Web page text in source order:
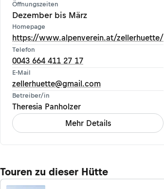
Öffnungszeiten
Dezember bis März
Homepage
https://www.alpenverein.at/zellerhuette/
Telefon
0043 664 411 27 17
E-Mail
zellerhuette@gmail.com
Betreiber/in
Theresia Panholzer
Mehr Details
Touren zu dieser Hütte